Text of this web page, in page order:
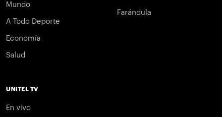
Mundo
A Todo Deporte
Economía
Salud
Farándula
UNITEL TV
En vivo